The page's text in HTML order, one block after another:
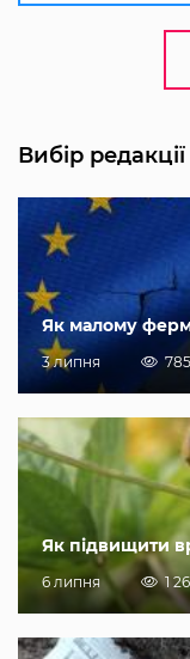
Вибір редакції
Як малому
3 липня 785
Як підвищити
6 липня 1